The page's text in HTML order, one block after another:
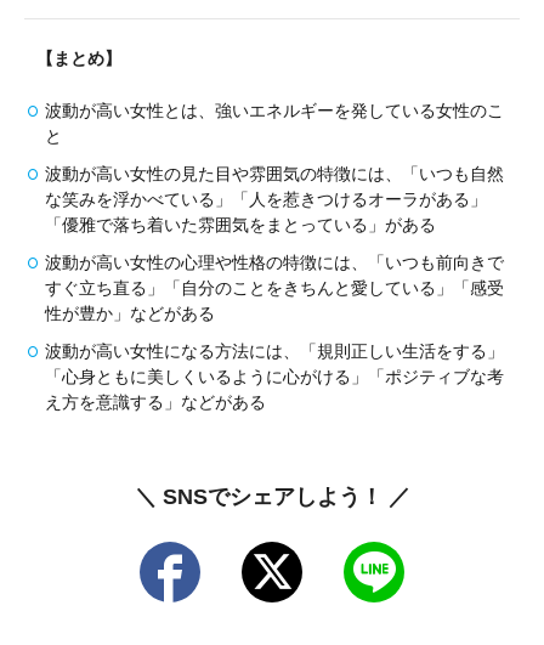
【まとめ】
波動が高い女性とは、強いエネルギーを発している女性のこ
と
波動が高い女性の見た目や雰囲気の特徴には、「いつも自然
な笑みを浮かべている」「人を惹きつけるオーラがある」
「優雅で落ち着いた雰囲気をまとっている」がある
波動が高い女性の心理や性格の特徴には、「いつも前向きで
すぐ立ち直る」「自分のことをきちんと愛している」「感受
性が豊か」などがある
波動が高い女性になる方法には、「規則正しい生活をする」
「心身ともに美しくいるように心がける」「ポジティブな考
え方を意識する」などがある
＼ SNSでシェアしよう！ ／